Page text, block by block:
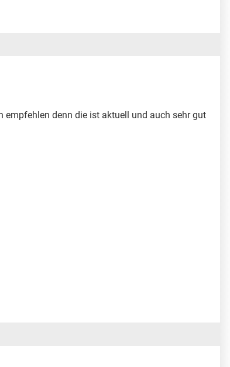
empfehlen denn die ist aktuell und auch sehr gut